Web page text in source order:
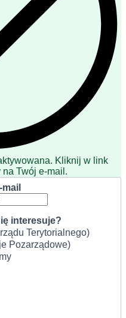
Kliknij w link
na Twój e-mail.
interesuje?
Terytorialnego)
Pozarządowe)